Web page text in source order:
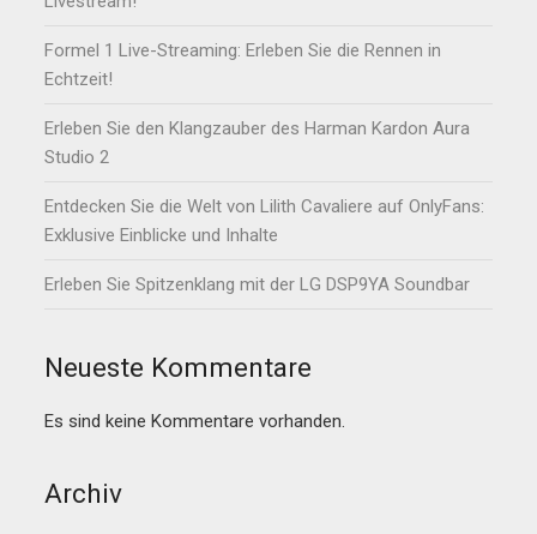
Formel 1 Live-Streaming: Erleben Sie die Rennen in
Echtzeit!
Erleben Sie den Klangzauber des Harman Kardon Aura
Studio 2
Entdecken Sie die Welt von Lilith Cavaliere auf OnlyFans:
Exklusive Einblicke und Inhalte
Erleben Sie Spitzenklang mit der LG DSP9YA Soundbar
Neueste Kommentare
Es sind keine Kommentare vorhanden.
Archiv